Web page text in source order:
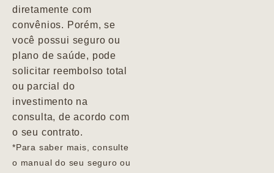
diretamente com
convênios. Porém, se
você possui seguro ou
plano de saúde, pode
solicitar reembolso total
ou parcial do
investimento na
consulta, de acordo com
o seu contrato.
*Para saber mais, consulte
o manual do seu seguro ou